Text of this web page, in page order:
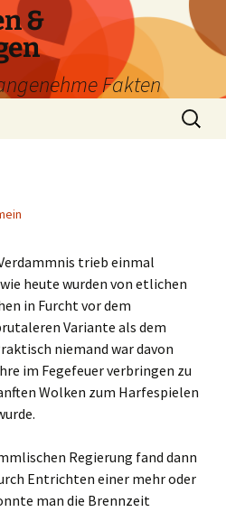
&
Fakten
Suchen
nach:
trieb einmal
heute wurden von etlichen
in Furcht vor dem
Variante als dem
niemand war davon
im Fegefeuer verbringen zu
Wolken zum Harfespielen
Regierung fand dann
Entrichten einer mehr oder
man die Brennzeit